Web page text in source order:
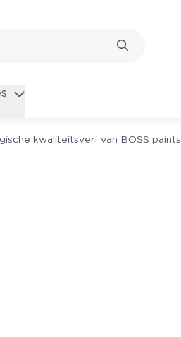
kwaliteitsverf van BOSS paints